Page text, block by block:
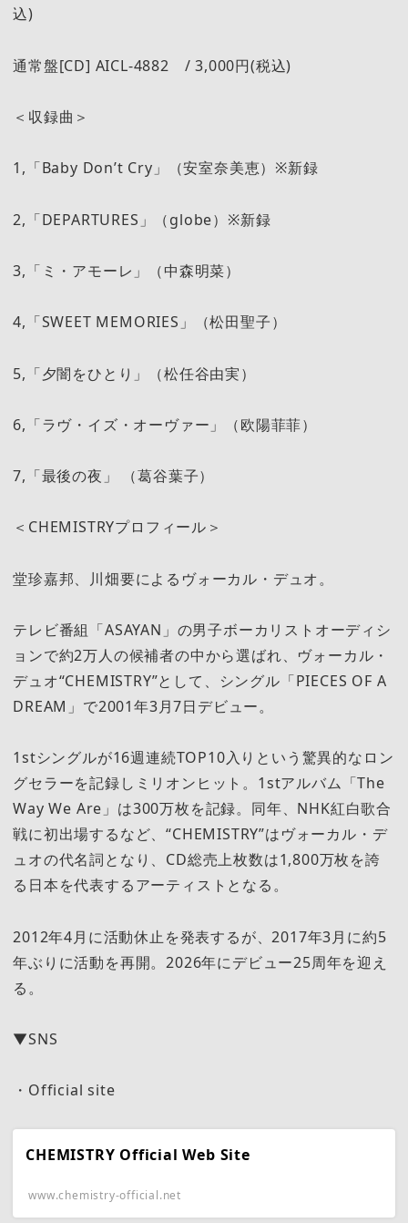
込)
通常盤[CD] AICL-4882 / 3,000円(税込)
＜収録曲＞
1,「Baby Don’t Cry」（安室奈美恵）※新録
2,「DEPARTURES」（globe）※新録
3,「ミ・アモーレ」（中森明菜）
4,「SWEET MEMORIES」（松田聖子）
5,「夕闇をひとり」（松任谷由実）
6,「ラヴ・イズ・オーヴァー」（欧陽菲菲）
7,「最後の夜」 （葛谷葉子）
＜CHEMISTRYプロフィール＞
堂珍嘉邦、川畑要によるヴォーカル・デュオ。
テレビ番組「ASAYAN」の男子ボーカリストオーディシ
ョンで約2万人の候補者の中から選ばれ、ヴォーカル・
デュオ“CHEMISTRY”として、シングル「PIECES OF A
DREAM」で2001年3月7日デビュー。
1stシングルが16週連続TOP10入りという驚異的なロン
グセラーを記録しミリオンヒット。1stアルバム「The
Way We Are」は300万枚を記録。同年、NHK紅白歌合
戦に初出場するなど、“CHEMISTRY”はヴォーカル・デ
ュオの代名詞となり、CD総売上枚数は1,800万枚を誇
る日本を代表するアーティストとなる。
2012年4月に活動休止を発表するが、2017年3月に約5
年ぶりに活動を再開。2026年にデビュー25周年を迎え
る。
▼SNS
・Official site
CHEMISTRY Official Web Site
www.chemistry-official.net